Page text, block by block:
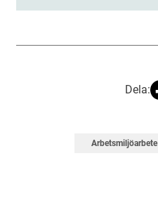
Dela:
Arbetsmiljöarbete